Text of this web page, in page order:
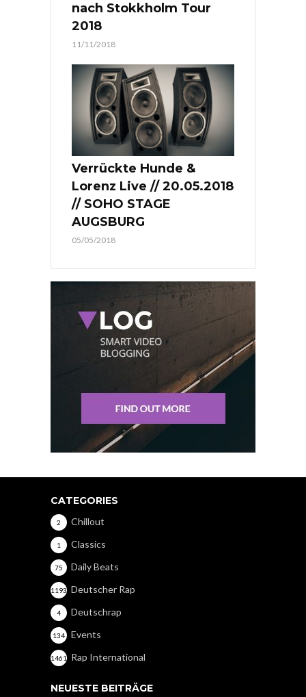
nach Stokkholm Tour
2018
11/11/2018
Verrückte Hunde &
Lorenz Live // 20.05.2018
// SOHO STAGE
AUGSBURG
05/05/2018
CATEGORIES
Chillout
2
Classics
1
Daily Beats
75
Deutscher Rap
1193
Deutschrap
4
Events
134
Rap International
1461
NEUESTE BEITRÄGE